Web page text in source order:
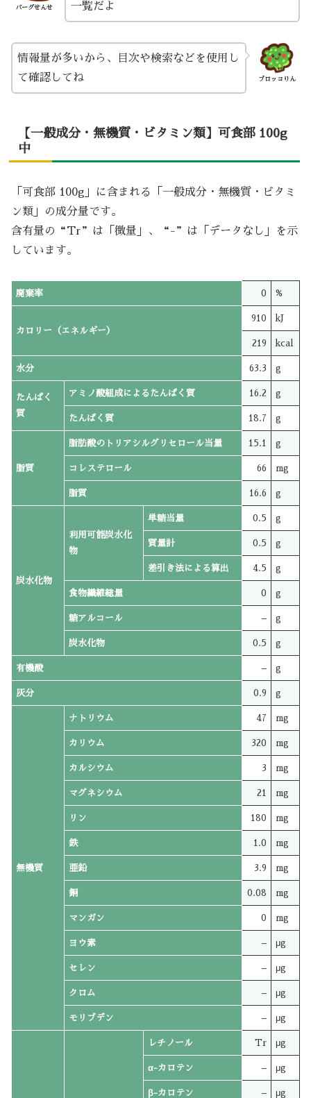
バーグせんせ
一覧だよ
ブロッコりん
情報量が多いから、目次や検索などを使用し
て確認してね
【一般成分・無機質・ビタミン類】可食部 100g
中
「可食部 100g」に含まれる「一般成分・無機質・ビタミ
ン類」の成分量です。
含有量の“Tr”は「微量」、“-”は「データなし」を示
しています。
廃棄率 0 %
カロリー（エネルギー）
910 kJ
219 kcal
水分 63.3 g
たんぱく
質
アミノ酸組成によるたんぱく質 16.2 g
たんぱく質 18.7 g
脂質
脂肪酸のトリアシルグリセロール当量 15.1 g
コレステロール 66 mg
脂質 16.6 g
炭水化物
利用可能炭水化
物
単糖当量 0.5 g
質量計 0.5 g
差引き法による算出 4.5 g
食物繊維総量 0 g
糖アルコール – g
炭水化物 0.5 g
有機酸 – g
灰分 0.9 g
無機質
ナトリウム 47 mg
カリウム 320 mg
カルシウム 3 mg
マグネシウム 21 mg
リン 180 mg
鉄 1.0 mg
亜鉛 3.9 mg
銅 0.08 mg
マンガン 0 mg
ヨウ素 – μg
セレン – μg
クロム – μg
モリブデン – μg
レチノール Tr μg
α-カロテン – μg
β-カロテン – μg